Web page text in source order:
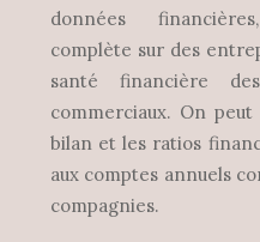
données
complète sur des
santé financière
commerciaux. On
bilan et les ratios
aux comptes annuels
compagnies.